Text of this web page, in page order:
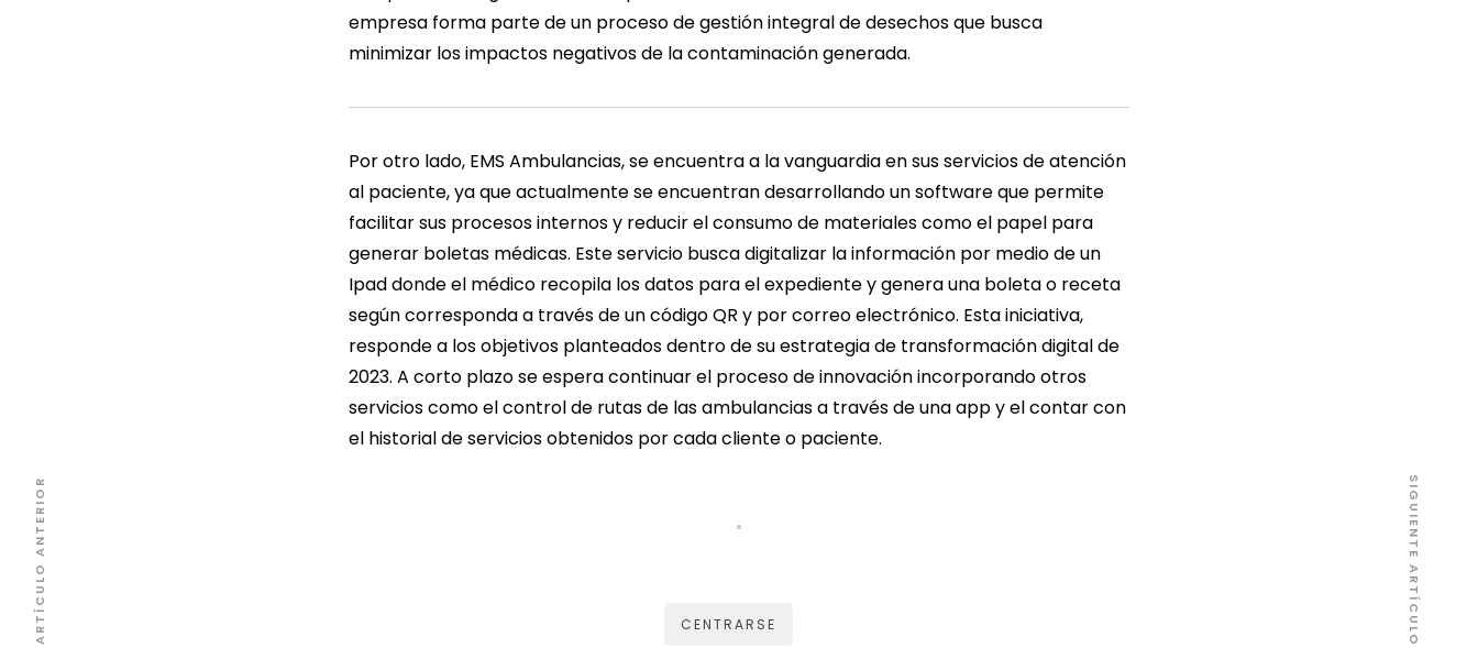
empresa forma parte de un proceso de gestión integral de desechos que busca
minimizar los impactos negativos de la contaminación generada.
Por otro lado, EMS Ambulancias, se encuentra a la vanguardia en sus servicios de atención
al paciente, ya que actualmente se encuentran desarrollando un software que permite
facilitar sus procesos internos y reducir el consumo de materiales como el papel para
generar boletas médicas. Este servicio busca digitalizar la información por medio de un
Ipad donde el médico recopila los datos para el expediente y genera una boleta o receta
según corresponda a través de un código QR y por correo electrónico. Esta iniciativa,
responde a los objetivos planteados dentro de su estrategia de transformación digital de
2023. A corto plazo se espera continuar el proceso de innovación incorporando otros
servicios como el control de rutas de las ambulancias a través de una app y el contar con
el historial de servicios obtenidos por cada cliente o paciente.
CENTRARSE
ARTÍCULO ANTERIOR SIGUIENTE ARTÍCULO